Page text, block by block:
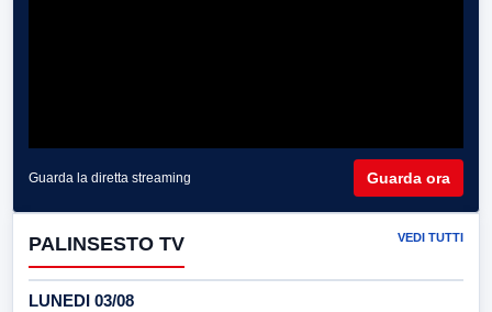
Guarda la diretta streaming Guarda ora
PALINSESTO TV VEDI TUTTI
LUNEDI 03/08